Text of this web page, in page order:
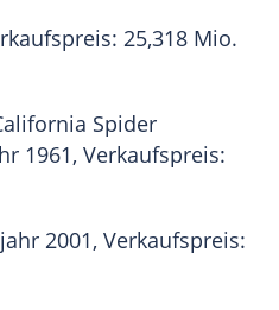
25,318 Mio.
Spider
1961, Verkaufspreis:
2001, Verkaufspreis: